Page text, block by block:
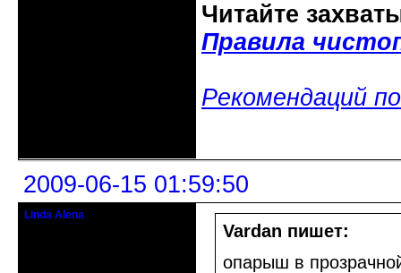
Читайте
Правила
Рекомендаций
2009-06-15 01:59:50
Linda Alena
Vardan пишет:
опарыш в